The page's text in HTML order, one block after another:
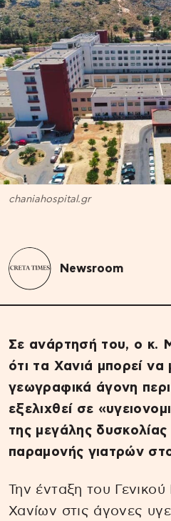
chaniahospital.gr
Newsroom
Σε ανάρτησή του, ο κ.
ότι τα Χανιά μπορεί να
γεωγραφικά άγονη
εξελιχθεί σε
της μεγάλης
παραμονής γιατρών
Την ένταξη του
Χανίων στις άγονες